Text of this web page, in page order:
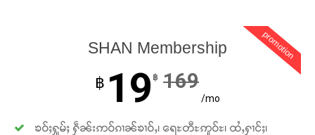
promotion
SHAN Membership
฿ 19 ฿ 169
/mo
ၶဝ်ႈႁူမ်ႈ ႁဵၼ်းဢဝ်ၵၢၼ်ၶၢဝ်ႇ၊ ရေႊတီႊဢူဝ်ႊ၊ ထႆႇႁၢင်ႈ၊